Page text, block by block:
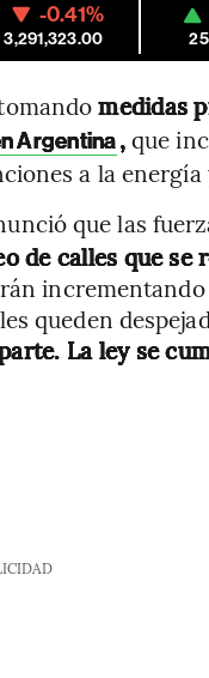
-0.41%
3,291,323.00
medidas
Argentina,que
a la
que las
de calles que se
queden
La ley se